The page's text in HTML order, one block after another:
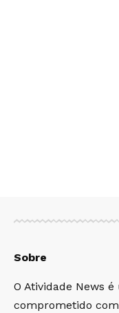
Sobre
O Atividade News
comprometido